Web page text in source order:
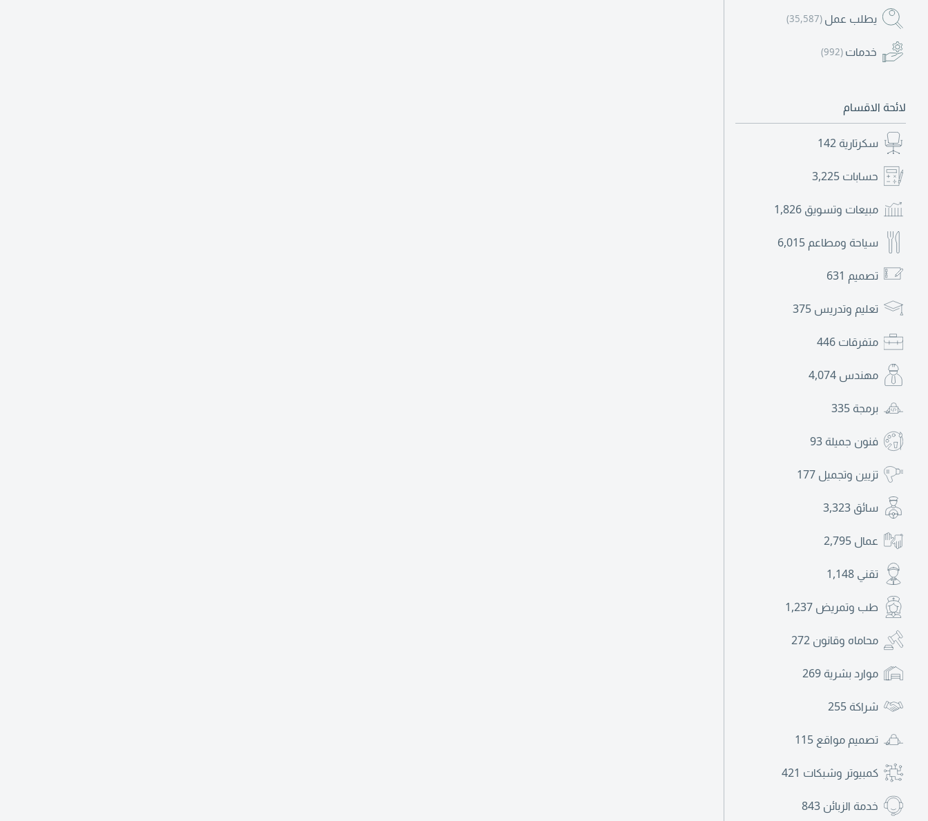
يطلب عمل (35,587)
خدمات (992)
لائحة الاقسام
سكرتارية 142
حسابات 3,225
مبيعات وتسويق 1,826
سياحة ومطاعم 6,015
تصميم 631
تعليم وتدريس 375
متفرقات 446
مهندس 4,074
برمجة 335
فنون جميلة 93
تزيين وتجميل 177
سائق 3,323
عمال 2,795
تقني 1,148
طب وتمريض 1,237
محاماه وقانون 272
موارد بشرية 269
شراكة 255
تصميم مواقع 115
كمبيوتر وشبكات 421
خدمة الزبائن 843